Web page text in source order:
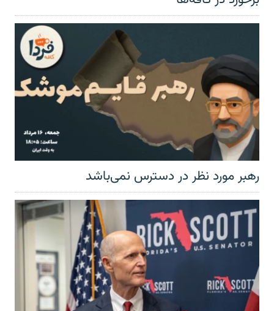
رهبر مورد نظر در دسترس نمی‌باشد